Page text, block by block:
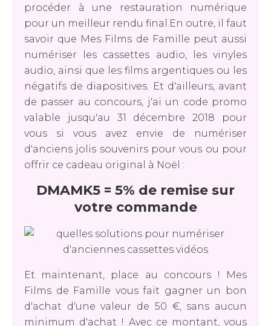
procéder à une restauration numérique
pour un meilleur rendu final.En outre, il faut
savoir que Mes Films de Famille peut aussi
numériser les cassettes audio, les vinyles
audio, ainsi que les films argentiques ou les
négatifs de diapositives. Et d'ailleurs, avant
de passer au concours, j'ai un code promo
valable jusqu'au 31 décembre 2018 pour
vous si vous avez envie de numériser
d'anciens jolis souvenirs pour vous ou pour
offrir ce cadeau original à Noël :
DMAMK5 = 5% de remise sur
votre commande
Et maintenant, place au concours ! Mes
Films de Famille vous fait gagner un bon
d'achat d'une valeur de 50 €, sans aucun
minimum d'achat ! Avec ce montant, vous